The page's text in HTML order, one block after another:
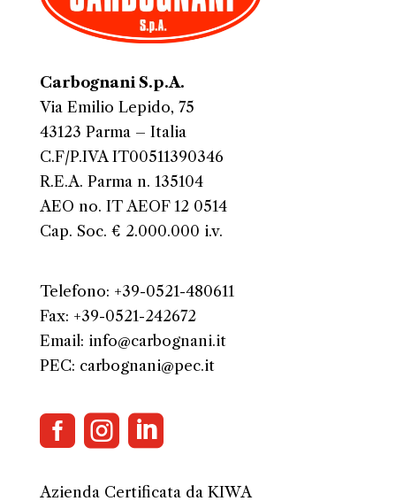
Carbognani S.p.A.
Via Emilio Lepido, 75
43123 Parma – Italia
C.F/P.IVA IT00511390346
R.E.A. Parma n. 135104
AEO no. IT AEOF 12 0514
Cap. Soc. € 2.000.000 i.v.
Telefono: +39-0521-480611
Fax: +39-0521-242672
Email: info@carbognani.it
PEC: carbognani@pec.it
  
Azienda Certificata da KIWA